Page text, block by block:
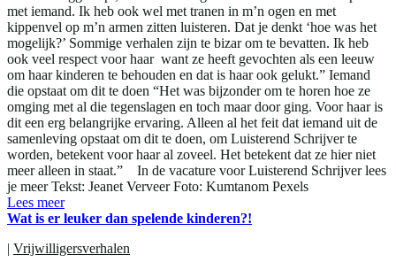
met iemand. Ik heb ook wel met tranen in m’n ogen en met
kippenvel op m’n armen zitten luisteren. Dat je denkt ‘hoe was het
mogelijk?’ Sommige verhalen zijn te bizar om te bevatten. Ik heb
ook veel respect voor haar want ze heeft gevochten als een leeuw
om haar kinderen te behouden en dat is haar ook gelukt.” Iemand
die opstaat om dit te doen “Het was bijzonder om te horen hoe ze
omging met al die tegenslagen en toch maar door ging. Voor haar is
dit een erg belangrijke ervaring. Alleen al het feit dat iemand uit de
samenleving opstaat om dit te doen, om Luisterend Schrijver te
worden, betekent voor haar al zoveel. Het betekent dat ze hier niet
meer alleen in staat.” In de vacature voor Luisterend Schrijver lees
je meer Tekst: Jeanet Verveer Foto: Kumtanom Pexels
Lees meer
Wat is er leuker dan spelende kinderen?!
| Vrijwilligersverhalen